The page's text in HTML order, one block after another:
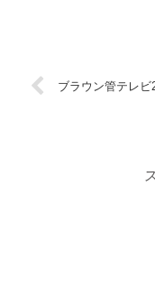
ブラウン管テレビ